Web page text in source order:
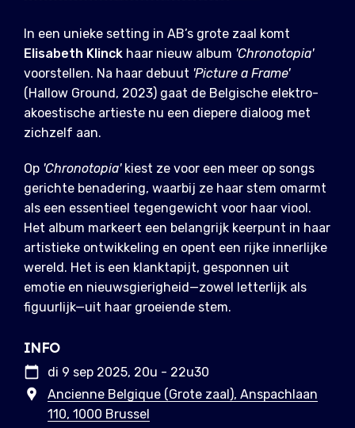
In een unieke setting in AB’s grote zaal komt
Elisabeth Klinck haar nieuw album 'Chronotopia'
voorstellen. Na haar debuut 'Picture a Frame'
(Hallow Ground, 2023) gaat de Belgische elektro-
akoestische artieste nu een diepere dialoog met
zichzelf aan.
Op 'Chronotopia'kiest ze voor een meer op songs
gerichte benadering, waarbij ze haar stem omarmt
als een essentieel tegengewicht voor haar viool.
Het album markeert een belangrijk keerpunt in haar
artistieke ontwikkeling en opent een rijke innerlijke
wereld. Het is een klanktapijt, gesponnen uit
emotie en nieuwsgierigheid—zowel letterlijk als
figuurlijk—uit haar groeiende stem.
INFO
di 9 sep 2025, 20u - 22u30
Ancienne Belgique (Grote zaal), Anspachlaan
110, 1000 Brussel